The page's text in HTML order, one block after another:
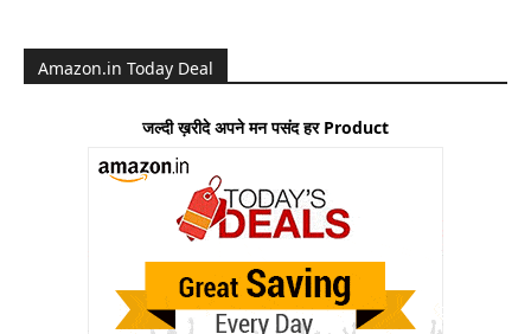
Amazon.in Today Deal
जल्दी ख़रीदे अपने मन पसंद हर Product